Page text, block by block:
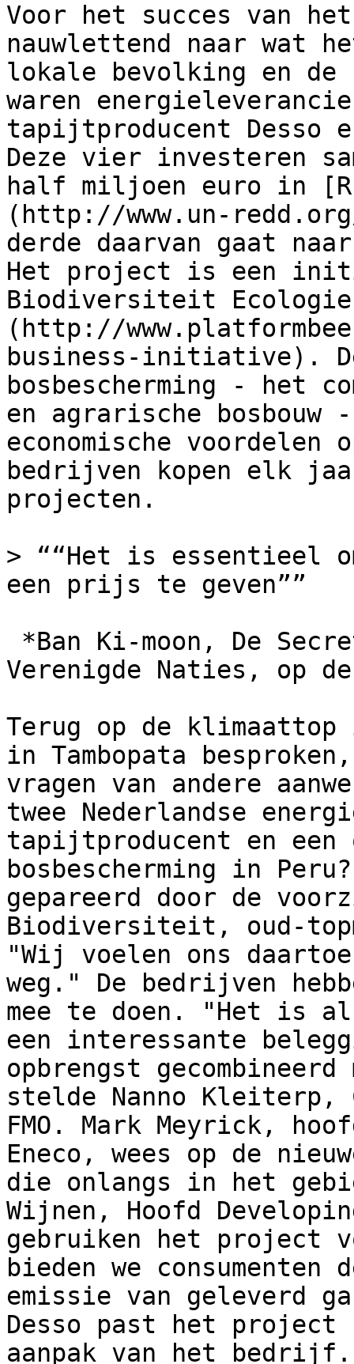
Voor het succes van
nauwlettend naar wat
lokale bevolking en
waren
tapijtproducent Desso
Deze vier investeren
half miljoen euro in
(http://www.un-
derde daarvan gaat
Het project is een
Biodiversiteit Ecologie
(http://
business-initiative).
bosbescherming - het
en agrarische
economische
bedrijven kopen elk
projecten.
> ““Het is essentieel
een prijs te geven””
Verenigde Naties, op
Terug op de
in Tambopata
vragen van andere
twee Nederlandse
tapijtproducent en een
bosbescherming in
gepareerd door de
Biodiversiteit, oud-
"Wij voelen ons
weg." De bedrijven
mee te doen. "Het is
een interessante
opbrengst
stelde Nanno Kleiterp,
FMO. Mark Meyrick,
Eneco, wees op de
die onlangs in het
Wijnen, Hoofd
gebruiken het project
bieden we consumenten
emissie van geleverd
Desso past het
aanpak van het bedrijf.